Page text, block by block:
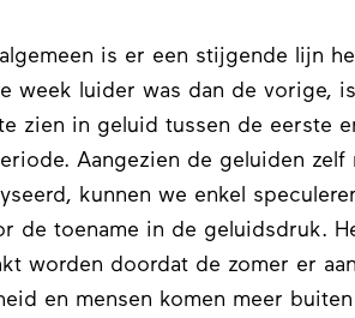
is er een stijgende lijn
week luider was dan de vorige,
zien in geluid tussen de eerste
Aangezien de geluiden
kunnen we enkel
de toename in de geluidsdruk.
worden doordat de zomer er
en mensen komen meer